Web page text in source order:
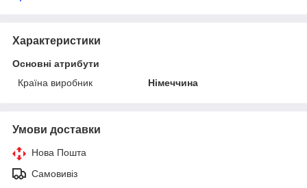
Характеристики
Основні атрибути
Країна виробник
Німеччина
Умови доставки
Нова Пошта
Самовивіз